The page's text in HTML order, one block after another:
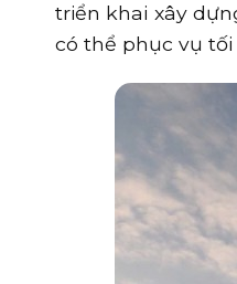
triển khai xây
có thể phục vụ tối